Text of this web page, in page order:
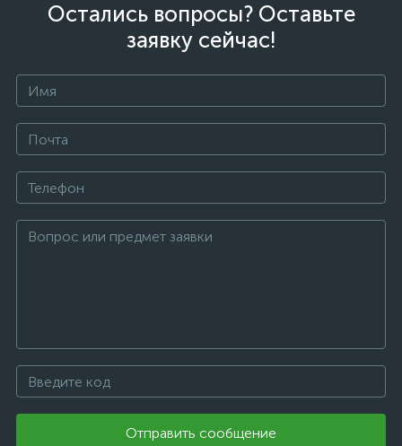
Остались вопросы? Оставьте
заявку сейчас!
Отправить сообщение